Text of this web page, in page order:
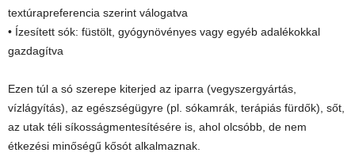
textúrapreferencia szerint válogatva
• Ízesített sók: füstölt, gyógynövényes vagy egyéb adalékokkal
gazdagítva
Ezen túl a só szerepe kiterjed az iparra (vegyszergyártás,
vízlágyítás), az egészségügyre (pl. sókamrák, terápiás fürdők), sőt,
az utak téli síkosságmentesítésére is, ahol olcsóbb, de nem
étkezési minőségű kősót alkalmaznak.